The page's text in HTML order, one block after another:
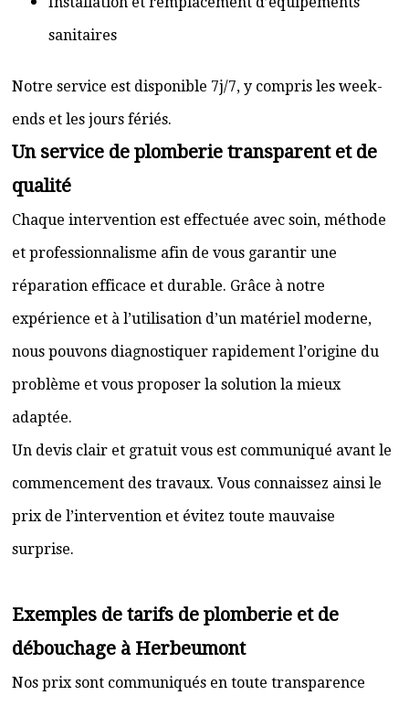
sanitaires
Notre service est disponible 7j/7, y compris les week-
ends et les jours fériés.
Un service de plomberie transparent et de
qualité
Chaque intervention est effectuée avec soin, méthode
et professionnalisme afin de vous garantir une
réparation efficace et durable. Grâce à notre
expérience et à l’utilisation d’un matériel moderne,
nous pouvons diagnostiquer rapidement l’origine du
problème et vous proposer la solution la mieux
adaptée.
Un devis clair et gratuit vous est communiqué avant le
commencement des travaux. Vous connaissez ainsi le
prix de l’intervention et évitez toute mauvaise
surprise.
Exemples de tarifs de plomberie et de
débouchage à Herbeumont
Nos prix sont communiqués en toute transparence